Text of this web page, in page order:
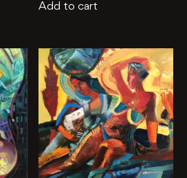
Add to cart